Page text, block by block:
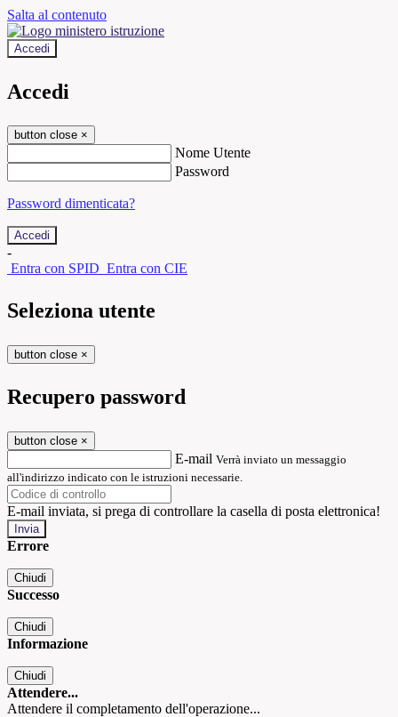
Salta al contenuto
Accedi
Accedi
button close ×
Nome Utente
Password
Password dimenticata?
-
Entra con SPID Entra con CIE
Seleziona utente
button close ×
Recupero password
button close ×
E-mail Verrà inviato un messaggio
all'indirizzo indicato con le istruzioni necessarie.
E-mail inviata, si prega di controllare la casella di posta elettronica!
Errore
Chiudi
Successo
Chiudi
Informazione
Chiudi
Attendere...
Attendere il completamento dell'operazione...